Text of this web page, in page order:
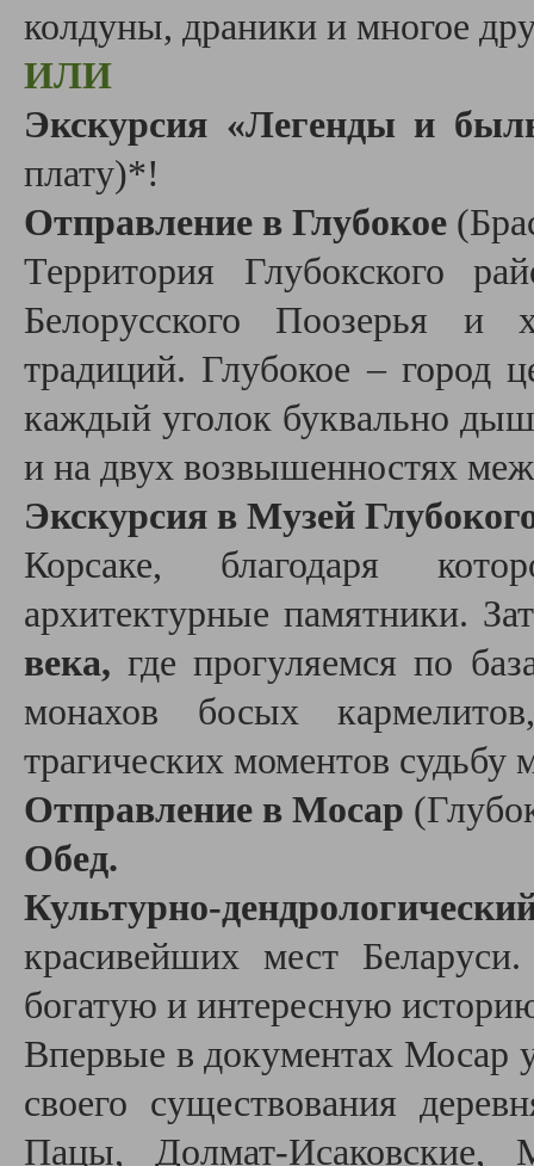
колдуны, драники и многое
ИЛИ
Экскурсия «Легенды и
плату)*!
Отправление в Глубокое
Территория Глубокского
Белорусского Поозерья и
традиций. Глубокое – город
каждый уголок буквально
и на двух возвышенностях
Экскурсия в Музей
Корсаке, благодаря
архитектурные памятники.
века, где прогуляемся по
монахов босых
трагических моментов судьбу
Отправление в Мосар
Обед.
Культурно-
красивейших мест
богатую и интересную
Впервые в документах Мосар
своего существования
Пацы, Долмат-